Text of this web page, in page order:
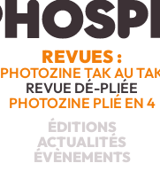
REVUES :
PHOTOZINE TAK AU
REVUE DÉ-PLIÉE
PHOTOZINE PLIÉ EN 4
ÉDITIONS
ACTUALITÉS
ÉVÈNEMENTS